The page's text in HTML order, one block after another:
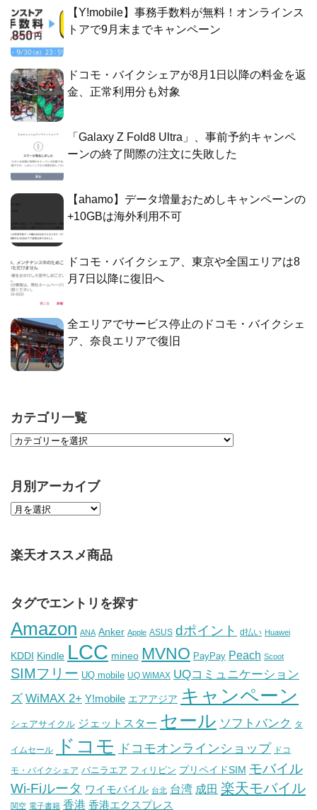
【Y!mobile】事務手数料が無料！オンラインス
トアで9月末までキャンペーン
ドコモ・バイクシェアが8月1日以降の料金を返
金、正常利用分も対象
「Galaxy Z Fold8 Ultra」、事前予約キャンペ
ーンの終了間際の注文に失敗した
【ahamo】データ増量おためしキャンペーンの
+10GBは海外利用不可
ドコモ・バイクシェア、東京や全国エリアは8
月7日以降に復旧へ
全エリアでサービス停止のドコモ・バイクシェ
ア、奈良エリアで復旧
カテゴリ一覧
月別アーカイブ
楽天オススメ商品
タグでエントリを探す
Amazon ANA Anker Apple ASUS dポイント d払い Huawei
KDDI Kindle LCC mineo MVNO PayPay Peach Scoot
SIMフリー UQ mobile UQ WiMAX UQコミュニケーション
ズ WiMAX 2+ Y!mobile エアアジア キャンペーン
シェアサイクル ジェットスター セール ソフトバンク タ
イムセール ドコモ ドコモオンラインショップ ドコ
モ・バイクシェア バニラエア フィリピン プリペイドSIM モバイル
Wi-Fiルータ ワイモバイル 台北 台湾 成田 楽天モバイル
関空 電子書籍 香港 香港エクスプレス